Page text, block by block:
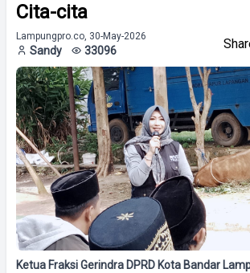
Cita-cita
Lampungpro.co, 30-May-2026
Sandy 33096
Ketua Fraksi Gerindra DPRD Kota Bandar